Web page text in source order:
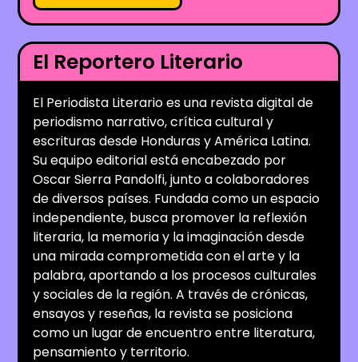
El Reportero Literario
El Periodista Literario es una revista digital de
periodismo narrativo, crítica cultural y
escrituras desde Honduras y América Latina.
Su equipo editorial está encabezado por
Oscar Sierra Pandolfi, junto a colaboradores
de diversos países. Fundada como un espacio
independiente, busca promover la reflexión
literaria, la memoria y la imaginación desde
una mirada comprometida con el arte y la
palabra, aportando a los procesos culturales
y sociales de la región. A través de crónicas,
ensayos y reseñas, la revista se posiciona
como un lugar de encuentro entre literatura,
pensamiento y territorio.